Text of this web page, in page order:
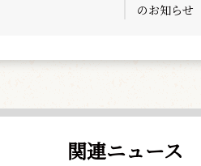
のお知らせ
関連ニュース